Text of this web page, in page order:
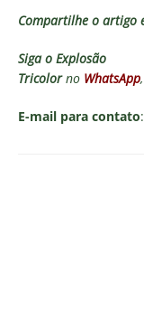
Compartilhe o artigo
Siga o Explosão
Tricolorno WhatsApp,
E-mail para contato: